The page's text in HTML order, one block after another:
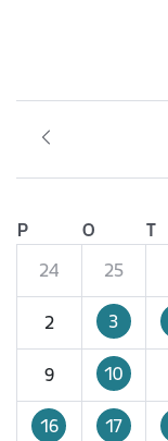
P O T
24
25
2 3
9 10
16 17